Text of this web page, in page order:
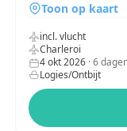
Toon op kaart
incl. vlucht
Charleroi
4 okt 2026 ·6
Logies/Ontbijt